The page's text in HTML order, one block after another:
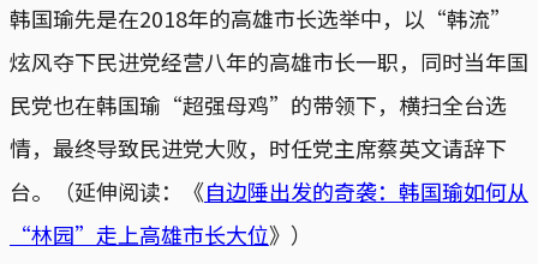
韩国瑜先是在2018年的高雄市长选举中，以“韩流”
炫风夺下民进党经营八年的高雄市长一职，同时当年国
民党也在韩国瑜“超强母鸡”的带领下，横扫全台选
情，最终导致民进党大败，时任党主席蔡英文请辞下
台。（延伸阅读：《自边陲出发的奇袭：韩国瑜如何从
“林园”走上高雄市长大位》）